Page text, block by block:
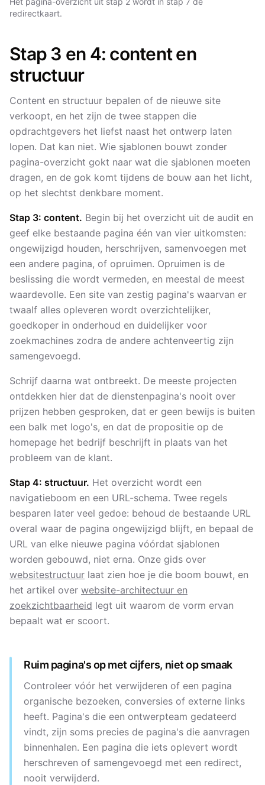
redirectkaart.
Stap 3 en 4: content en
structuur
Content en structuur bepalen of de nieuwe site
verkoopt, en het zijn de twee stappen die
opdrachtgevers het liefst naast het ontwerp laten
lopen. Dat kan niet. Wie sjablonen bouwt zonder
pagina-overzicht gokt naar wat die sjablonen moeten
dragen, en de gok komt tijdens de bouw aan het licht,
op het slechtst denkbare moment.
Stap 3: content. Begin bij het overzicht uit de audit en
geef elke bestaande pagina één van vier uitkomsten:
ongewijzigd houden, herschrijven, samenvoegen met
een andere pagina, of opruimen. Opruimen is de
beslissing die wordt vermeden, en meestal de meest
waardevolle. Een site van zestig pagina's waarvan er
twaalf alles opleveren wordt overzichtelijker,
goedkoper in onderhoud en duidelijker voor
zoekmachines zodra de andere achtenveertig zijn
samengevoegd.
Schrijf daarna wat ontbreekt. De meeste projecten
ontdekken hier dat de dienstenpagina's nooit over
prijzen hebben gesproken, dat er geen bewijs is buiten
een balk met logo's, en dat de propositie op de
homepage het bedrijf beschrijft in plaats van het
probleem van de klant.
Stap 4: structuur. Het overzicht wordt een
navigatieboom en een URL-schema. Twee regels
besparen later veel gedoe: behoud de bestaande URL
overal waar de pagina ongewijzigd blijft, en bepaal de
URL van elke nieuwe pagina vóórdat sjablonen
worden gebouwd, niet erna. Onze gids over
websitestructuur laat zien hoe je die boom bouwt, en
het artikel over website-architectuur en
zoekzichtbaarheid legt uit waarom de vorm ervan
bepaalt wat er scoort.
Ruim pagina's op met cijfers, niet op smaak
Controleer vóór het verwijderen of een pagina
organische bezoeken, conversies of externe links
heeft. Pagina's die een ontwerpteam gedateerd
vindt, zijn soms precies de pagina's die aanvragen
binnenhalen. Een pagina die iets oplevert wordt
herschreven of samengevoegd met een redirect,
nooit verwijderd.